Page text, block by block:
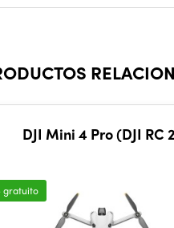
DJI Mini 4 Pro (DJI RC
gratuito